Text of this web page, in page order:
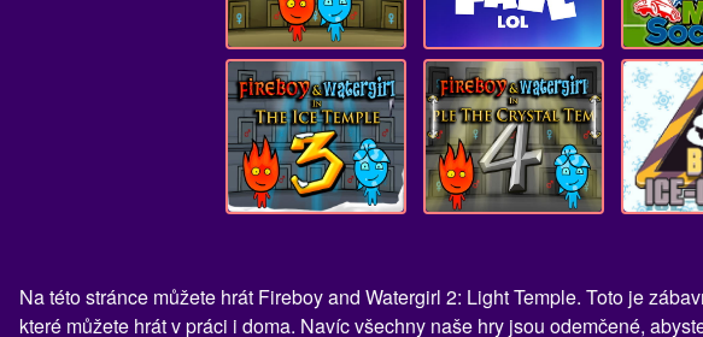
Na této stránce můžete hrát Fireboy and Watergirl 2: Light Temple. Toto je
které můžete hrát v práci i doma. Navíc všechny naše hry jsou odemčené,